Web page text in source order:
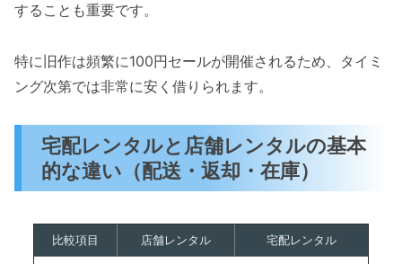
することも重要です。
特に旧作は頻繁に100円セールが開催されるため、タイミ
ング次第では非常に安く借りられます。
宅配レンタルと店舗レンタルの基本
的な違い（配送・返却・在庫）
比較項目 店舗レンタル 宅配レンタル